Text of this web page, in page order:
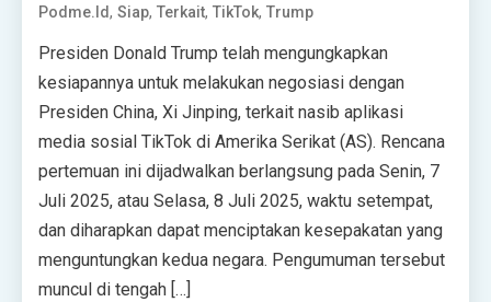
Podme.id,Siap,Terkait,TikTok,Trump
Presiden Donald Trump telah mengungkapkan
kesiapannya untuk melakukan negosiasi dengan
Presiden China, Xi Jinping, terkait nasib aplikasi
media sosial TikTok di Amerika Serikat (AS). Rencana
pertemuan ini dijadwalkan berlangsung pada Senin, 7
Juli 2025, atau Selasa, 8 Juli 2025, waktu setempat,
dan diharapkan dapat menciptakan kesepakatan yang
menguntungkan kedua negara. Pengumuman tersebut
muncul di tengah […]